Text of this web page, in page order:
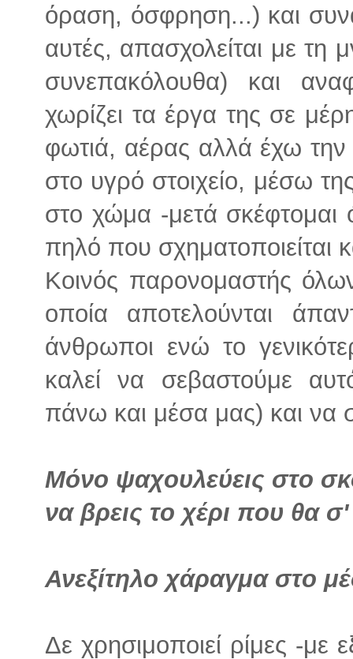
όραση, όσφρηση...) και
αυτές, απασχολείται με
συνεπακόλουθα) και
χωρίζει τα έργα της σε
φωτιά, αέρας αλλά έχω την
στο υγρό στοιχείο, μέσω
στο χώμα -μετά σκέφτομαι
πηλό που σχηματοποιείται
Κοινός παρονομαστής
οποία αποτελούνται
άνθρωποι ενώ το
καλεί να σεβαστούμε
πάνω και μέσα μας) και να
Μόνο ψαχουλεύεις στο
να βρεις το χέρι που θα σ'
Ανεξίτηλο χάραγμα στο
Δε χρησιμοποιεί ρίμες -με